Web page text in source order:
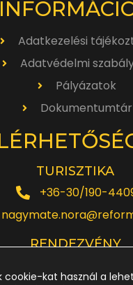
Adatkezelési
Adatvédelmi
Pályázatok
Dokumentumtár
TURISZTIKA
+36-30/190-
RENDEZVÉNY
cookie-kat használ a